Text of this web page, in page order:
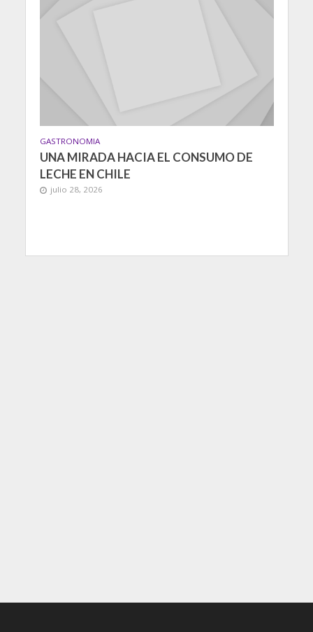
GASTRONOMIA
UNA MIRADA HACIA EL CONSUMO DE
LECHE EN CHILE
julio 28, 2026